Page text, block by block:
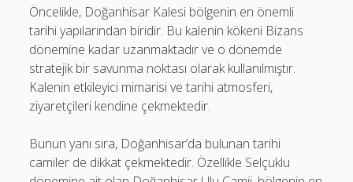
Öncelikle, Doğanhisar Kalesi bölgenin en önemli
tarihi yapılarından biridir. Bu kalenin kökeni Bizans
dönemine kadar uzanmaktadır ve o dönemde
stratejik bir savunma noktası olarak kullanılmıştır.
Kalenin etkileyici mimarisi ve tarihi atmosferi,
ziyaretçileri kendine çekmektedir.
Bunun yanı sıra, Doğanhisar’da bulunan tarihi
camiler de dikkat çekmektedir. Özellikle Selçuklu